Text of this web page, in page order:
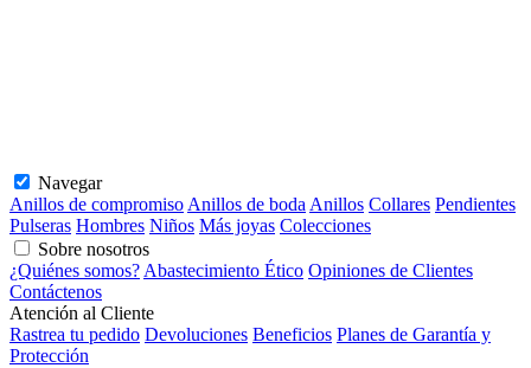
Navegar
Anillos de compromisoAnillos de bodaAnillos Collares Pendientes
Pulseras Hombres Niños Más joyas Colecciones
Sobre nosotros
¿Quiénes somos?Abastecimiento Ético Opiniones de Clientes
Contáctenos
Atención al Cliente
Rastrea tu pedido Devoluciones Beneficios Planes de Garantía y
Protección